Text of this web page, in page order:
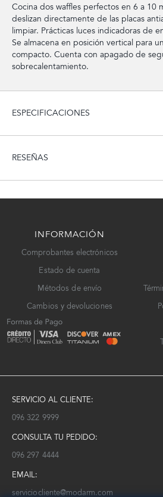
Cocina dos waffles perfectos en 6 a 10
deslizan directamente de las placas
limpiar. Prácticas luces indicadoras de
Se almacena en posición vertical para
compacto. Cuenta con apagado de
sobrecalentamiento.
ESPECIFICACIONES
RESEÑAS
INFORMACIÓN
Comprobantes electrónicos
Estado de cuenta
Métodos de envío
Cambios y devoluciones
SERVICIO AL CLIENTE:
096 322 9999
CONSULTA TU PEDIDO:
096 297 4444
EMAIL:
serviciocliente@modarm.com